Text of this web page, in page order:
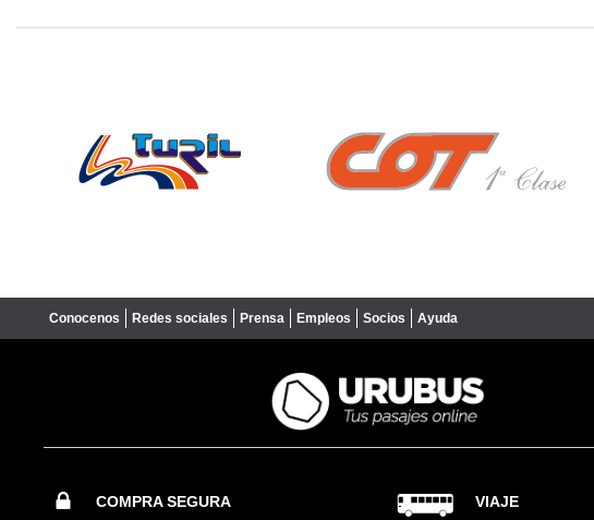
Conocenos Redes sociales Prensa Empleos Socios Ayuda
COMPRA SEGURA VIAJE